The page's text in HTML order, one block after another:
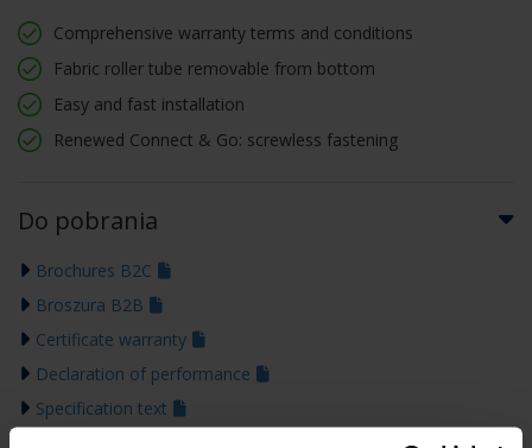
Comprehensive warranty terms and conditions
Fabric roller tube removable from bottom
Easy and fast installation
Renewed Connect & Go: screwless fastening
Do pobrania
Brochures B2C
Broszura B2B
Certificate warranty
Declaration of performance
Specification text